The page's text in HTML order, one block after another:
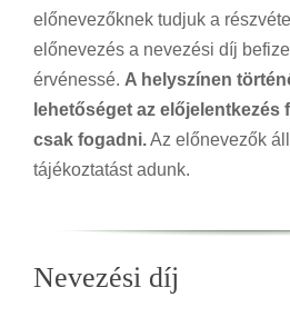
előnevezőknek tudjuk a
előnevezés a nevezési díj
érvénessé. A helyszínen
lehetőséget az
csak fogadni.Az előnevezők
tájékoztatást adunk.
Nevezési díj